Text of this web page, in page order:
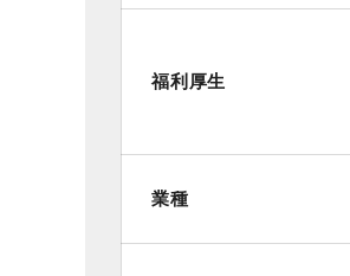
福利厚生
業種